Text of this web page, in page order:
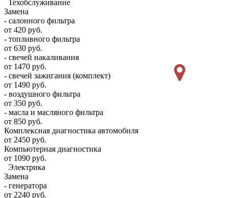
Техобслуживание
Замена
- салонного фильтра
от 420 руб.
- топливного фильтра
от 630 руб.
- свечей накаливания
от 1470 руб.
- свечей зажигания (комплект)
от 1490 руб.
- воздушного фильтра
от 350 руб.
- масла и масляного фильтра
от 850 руб.
Комплексная диагностика автомобиля
от 2450 руб.
Компьютерная диагностика
от 1090 руб.
Электрика
Замена
- генератора
от 2240 руб.